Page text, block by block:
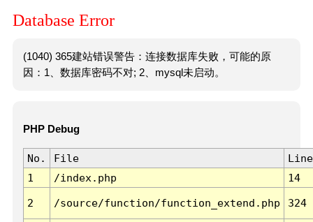
Database Error
(1040) 365建站错误警告：连接数据库失败，可能的原
因：1、数据库密码不对; 2、mysql未启动。
PHP Debug
No. File
Line
1
/index.php 14
2 /source/function/function_extend.php 324